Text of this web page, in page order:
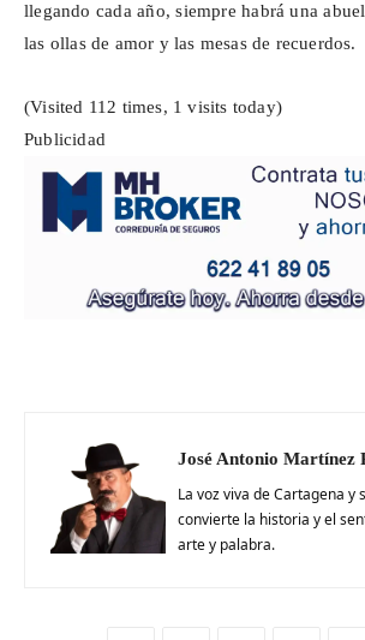
llegando cada año, siempre habrá una
las ollas de amor y las mesas de recuerdos.
(Visited 112 times, 1 visits today)
Publicidad
José Antonio Martínez
La voz viva de Cartagena y
convierte la historia y el
arte y palabra.